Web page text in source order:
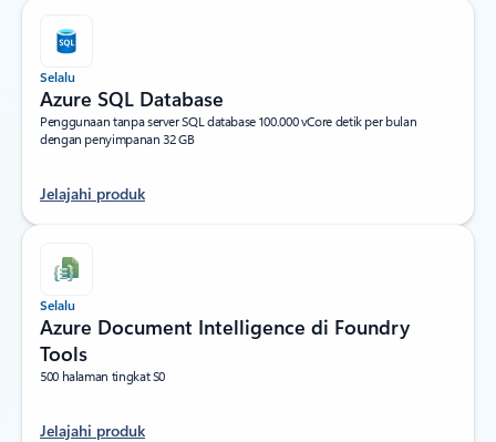
Selalu
Azure SQL Database
Penggunaan tanpa server SQL database 100.000 vCore detik per bulan
dengan penyimpanan 32 GB
Jelajahi produk
Selalu
Azure Document Intelligence di Foundry
Tools
500 halaman tingkat S0
Jelajahi produk